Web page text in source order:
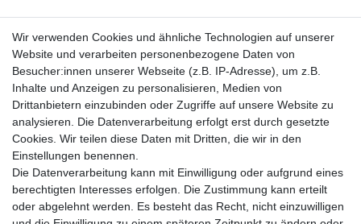
Barrierefreiheitserklärung Widerrufs­recht
Vertrag widerrufen Kontakt
Jetzt anmelden und auf dem Laufenden
bleiben!
Wir verwenden Cookies und ähnliche Technologien auf unserer
Website und verarbeiten personenbezogene Daten von
Besucher:innen unserer Webseite (z.B. IP-Adresse), um z.B.
Inhalte und Anzeigen zu personalisieren, Medien von
Drittanbietern einzubinden oder Zugriffe auf unsere Website zu
analysieren. Die Datenverarbeitung erfolgt erst durch gesetzte
Cookies. Wir teilen diese Daten mit Dritten, die wir in den
Einstellungen benennen.
Die Datenverarbeitung kann mit Einwilligung oder aufgrund eines
berechtigten Interesses erfolgen. Die Zustimmung kann erteilt
oder abgelehnt werden. Es besteht das Recht, nicht einzuwilligen